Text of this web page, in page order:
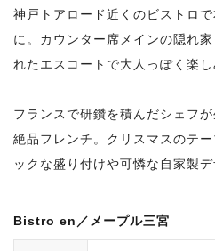
神戸トアロード近くのビストロ
に。カウンター席メインの隠れ
れたエスコートで大人っぽく楽し
フランスで研鑽を積んだシェフ
絶品フレンチ。クリスマスのテ
ックな盛り付けや可憐な自家製
Bistro en／メープル三宮